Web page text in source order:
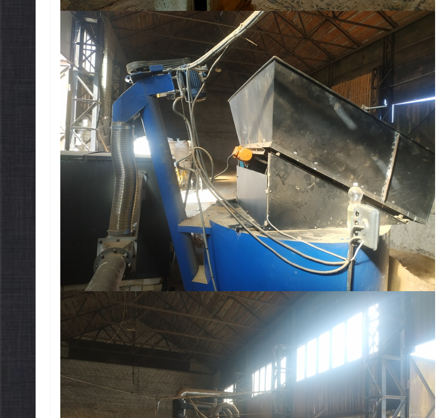
ЗАГАЛЬНОНАЦІОНАЛ
ЬНА ХВИЛИНА
МОВЧАННЯ
gormr
НОВИНИ
ЗАГАЛЬНОНАЦІОНАЛ
ЬНА ХВИЛИНА
МОВЧАННЯ
08.08.2026
НОВИНИ
Як отримати
компенсацію за
товари, придбані для
ветеранського
бізнесу
07.08.2026 gormr